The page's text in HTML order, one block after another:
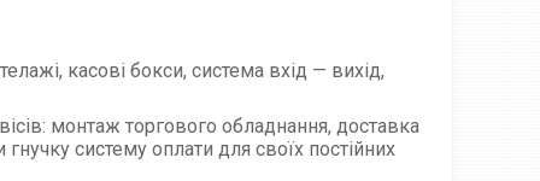
касові бокси, система вхід — вихід,
монтаж торгового обладнання, доставка
систему оплати для своїх постійних